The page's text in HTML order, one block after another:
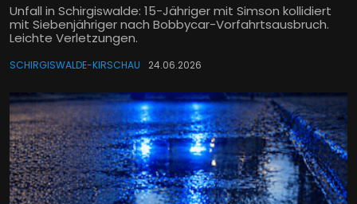
Unfall in Schirgiswalde: 15-Jähriger mit Simson kollidiert
mit Siebenjähriger nach Bobbycar-Vorfahrtsausbruch.
Leichte Verletzungen.
SCHIRGISWALDE-KIRSCHAU 24.06.2026